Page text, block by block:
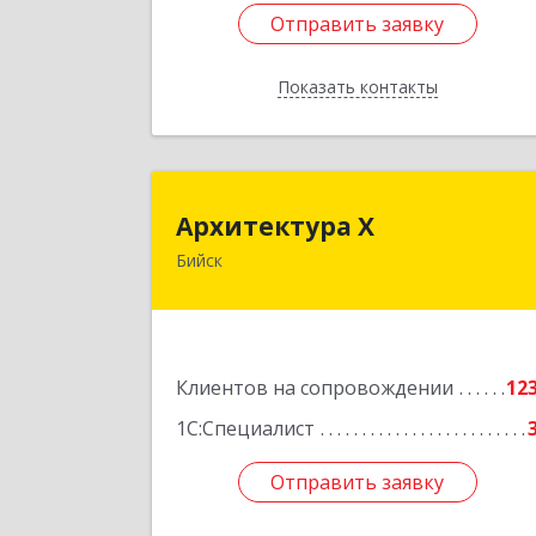
Отправить заявку
Показать контакты
Отправить заявку
Назад
Архитектура Х
Бийск
Клиентов на сопровождении
1С:Специалист
Отправить заявку
Отправить заявку